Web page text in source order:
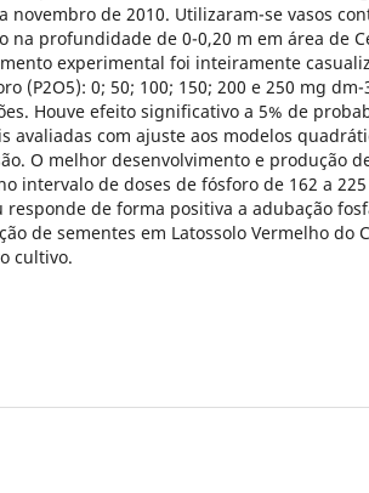
novembro de 2010. Utilizaram-se vasos
na profundidade de 0-0,20 m em área de
experimental foi inteiramente
(P2O5): 0; 50; 100; 150; 200 e 250 mg
Houve efeito significativo a 5% de
avaliadas com ajuste aos modelos
O melhor desenvolvimento e produção
intervalo de doses de fósforo de 162 a
responde de forma positiva a adubação
de sementes em Latossolo Vermelho do
cultivo.